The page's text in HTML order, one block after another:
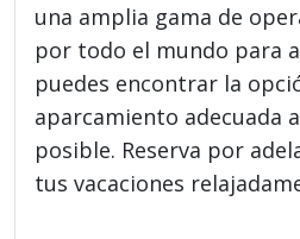
una amplia gama de
por todo el mundo para
puedes encontrar la
aparcamiento adecuada
posible. Reserva por
tus vacaciones